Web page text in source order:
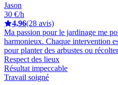
Jason
30 €/h
4,96(28 avis)
Ma passion pour le jardinage me
harmonieux. Chaque intervention
pour planter des arbustes ou
Respect des lieux
Résultat impeccable
Travail soigné